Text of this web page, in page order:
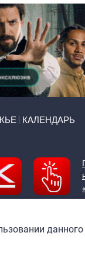
КАЛЕНДАРЬ
данного